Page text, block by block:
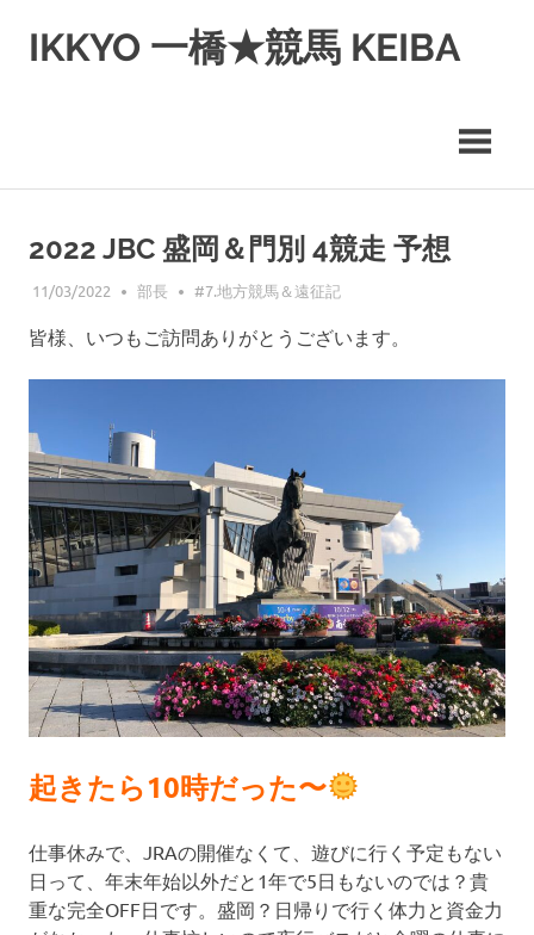
ス
IKKYO 一橋★競馬 KEIBA
2022 JBC 盛岡＆門別 4競走 予想
11/03/2022 部長 #7.地方競馬＆遠征記
皆様、いつもご訪問ありがとうございます。
起きたら10時だった〜
仕事休みで、JRAの開催なくて、遊びに行く予定もない
日って、年末年始以外だと1年で5日もないのでは？貴
重な完全OFF日です。盛岡？日帰りで行く体力と資金力